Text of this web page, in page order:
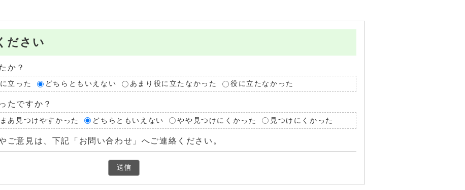
ださい
か？
立った どちらともいえない あまり役に立たなかった 役に立たなかった
たですか？
あ見つけやすかった どちらともいえない やや見つけにくかった 見つけにくかった
ご意見は、下記「お問い合わせ」へご連絡ください。